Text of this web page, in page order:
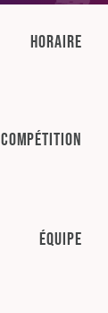
Horaire
Compétition
Équipe